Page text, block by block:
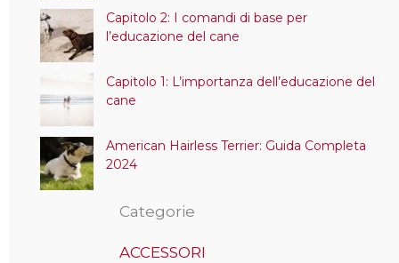
Capitolo 2: I comandi di base per
l’educazione del cane
Capitolo 1: L’importanza dell’educazione del
cane
American Hairless Terrier: Guida Completa
2024
Categorie
ACCESSORI